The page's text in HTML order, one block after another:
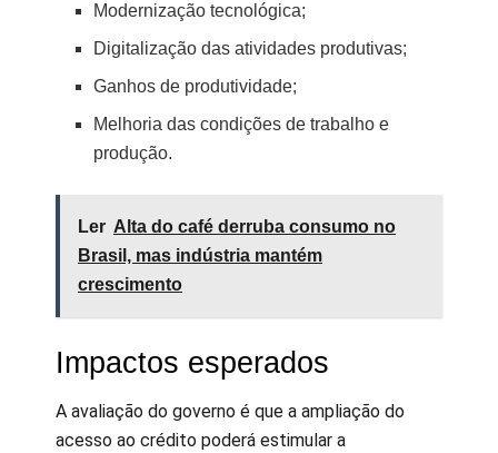
Modernização tecnológica;
Digitalização das atividades produtivas;
Ganhos de produtividade;
Melhoria das condições de trabalho e
produção.
Ler Alta do café derruba consumo no
Brasil, mas indústria mantém
crescimento
Impactos esperados
A avaliação do governo é que a ampliação do
acesso ao crédito poderá estimular a